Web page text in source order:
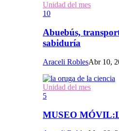
Unidad del mes
10
Abuebús,
sabiduría
Araceli RoblesAbr 10,
Unidad del mes
5
MUSEO